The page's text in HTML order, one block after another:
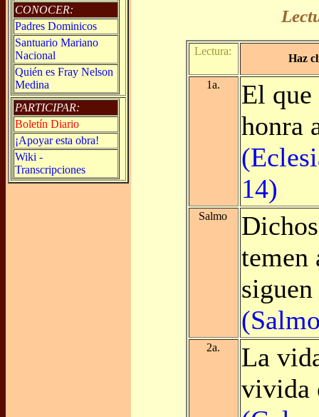
CONOCER:
Padres Dominicos
Santuario Mariano
Nacional
Quién es Fray Nelson
Medina
PARTICIPAR:
Boletín Diario
¡Apoyar esta obra!
Wiki -
Transcripciones
Lectura:
Haz
1a.
El que
honra
14)
Salmo
temen
2a.
La
vivida